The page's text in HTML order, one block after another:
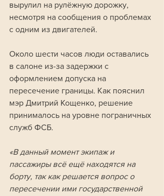
вырулил на рулёжную дорожку,
несмотря на сообщения о проблемах
с одним из двигателей.
Около шести часов люди оставались
в салоне из-за задержки с
оформлением допуска на
пересечение границы. Как пояснил
мэр Дмитрий Кощенко, решение
принималось на уровне пограничных
служб ФСБ.
«В данный момент экипаж и
пассажиры всё ещё находятся на
борту, так как решается вопрос о
пересечении ими государственной